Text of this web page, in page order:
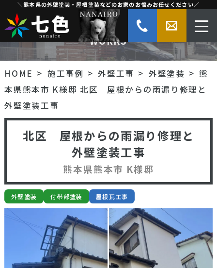
＼熊本県の外壁塗装・屋根塗装などのお家のお悩みお任せください／
施工事例
WORKS
HOME 施工事例 外壁工事 外壁塗装
熊
本県熊本市 K様邸 北区 屋根からの雨漏り修理と
外壁塗装工事
北区 屋根からの雨漏り修理と
外壁塗装工事
熊本県熊本市 K様邸
外壁塗装 付帯部塗装 屋根瓦工事